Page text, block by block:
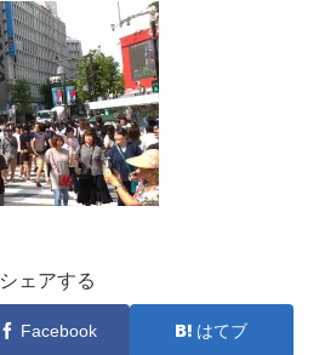
シェアする
Facebook はてブ